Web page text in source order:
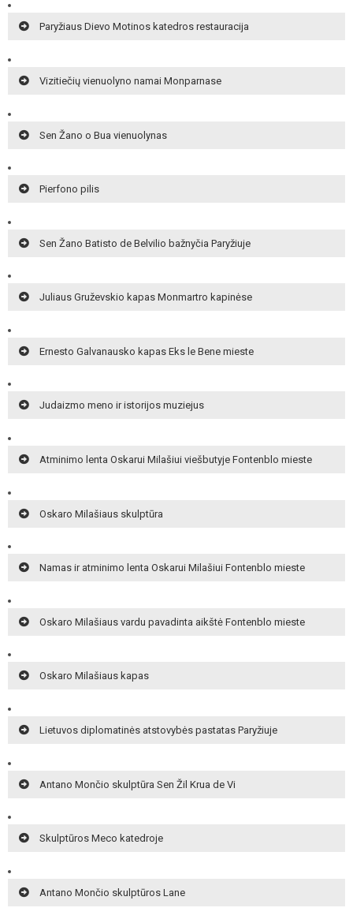
Paryžiaus Dievo Motinos katedros restauracija
Vizitiečių vienuolyno namai Monparnase
Sen Žano o Bua vienuolynas
Pierfono pilis
Sen Žano Batisto de Belvilio bažnyčia Paryžiuje
Juliaus Gruževskio kapas Monmartro kapinėse
Ernesto Galvanausko kapas Eks le Bene mieste
Judaizmo meno ir istorijos muziejus
Atminimo lenta Oskarui Milašiui viešbutyje Fontenblo mieste
Oskaro Milašiaus skulptūra
Namas ir atminimo lenta Oskarui Milašiui Fontenblo mieste
Oskaro Milašiaus vardu pavadinta aikštė Fontenblo mieste
Oskaro Milašiaus kapas
Lietuvos diplomatinės atstovybės pastatas Paryžiuje
Antano Mončio skulptūra Sen Žil Krua de Vi
Skulptūros Meco katedroje
Antano Mončio skulptūros Lane